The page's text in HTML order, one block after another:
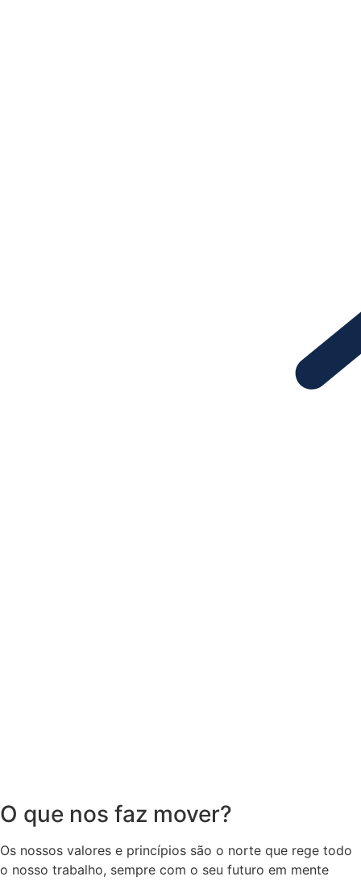
O que nos faz mover?
Os nossos valores e princípios são o norte que rege todo
o nosso trabalho, sempre com o seu futuro em mente